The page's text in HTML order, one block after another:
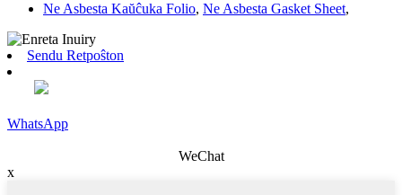
Ne Asbesta Kaŭĉuka Folio, Ne Asbesta Gasket Sheet,
Sendu Retpoŝton
WhatsApp
WeChat
x